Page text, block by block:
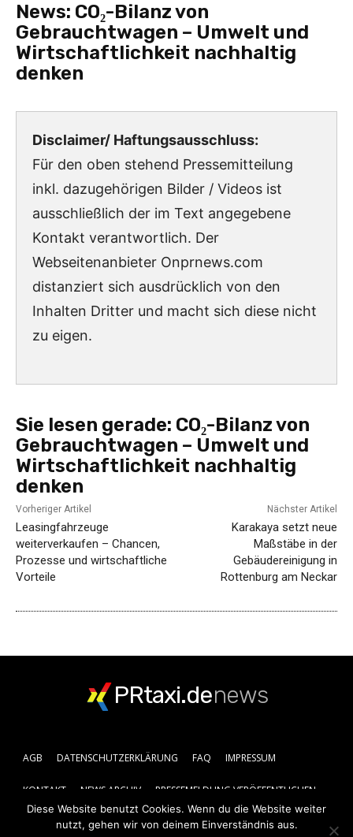
News: CO₂-Bilanz von
Gebrauchtwagen – Umwelt und
Wirtschaftlichkeit nachhaltig
denken
Disclaimer/ Haftungsausschluss:
Für den oben stehend Pressemitteilung
inkl. dazugehörigen Bilder / Videos ist
ausschließlich der im Text angegebene
Kontakt verantwortlich. Der
Webseitenanbieter Onprnews.com
distanziert sich ausdrücklich von den
Inhalten Dritter und macht sich diese nicht
zu eigen.
Sie lesen gerade: CO₂-Bilanz von
Gebrauchtwagen – Umwelt und
Wirtschaftlichkeit nachhaltig
denken
Vorheriger Artikel
Leasingfahrzeuge
weiterverkaufen – Chancen,
Prozesse und wirtschaftliche
Vorteile
Nächster Artikel
Karakaya setzt neue
Maßstäbe in der
Gebäudereinigung in
Rottenburg am Neckar
PRtaxi.denews
AGB DATENSCHUTZERKLÄRUNG FAQ IMPRESSUM
KONTAKT NEWS ARCHIV PRESSEMELDUNG VERÖFFENTLICHEN
Diese Website benutzt Cookies. Wenn du die Website weiter
nutzt, gehen wir von deinem Einverständnis aus.